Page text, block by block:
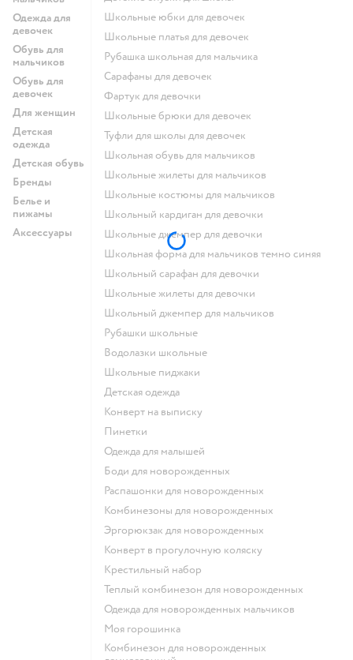
Одежда для
девочек
Обувь для
мальчиков
Обувь для
девочек
Для женщин
Детская
одежда
Детская обувь
Бренды
Белье и
пижамы
Аксессуары
Школьные юбки для девочек
Школьные платья для девочек
Рубашка школьная для мальчика
Сарафаны для девочек
Фартук для девочки
Школьные брюки для девочек
Туфли для школы для девочек
Школьная обувь для мальчиков
Школьные жилеты для мальчиков
Школьные костюмы для мальчиков
Школьный кардиган для девочки
Школьные джемпер для девочки
Школьная форма для мальчиков темно синяя
Школьный сарафан для девочки
Школьные жилеты для девочки
Школьный джемпер для мальчиков
Рубашки школьные
Водолазки школьные
Школьные пиджаки
Детская одежда
Конверт на выписку
Пинетки
Одежда для малышей
Боди для новорожденных
Распашонки для новорожденных
Комбинезоны для новорожденных
Эргорюкзак для новорожденных
Конверт в прогулочную коляску
Крестильный набор
Теплый комбинезон для новорожденных
Одежда для новорожденных мальчиков
Моя горошинка
Комбинезон для новорожденных